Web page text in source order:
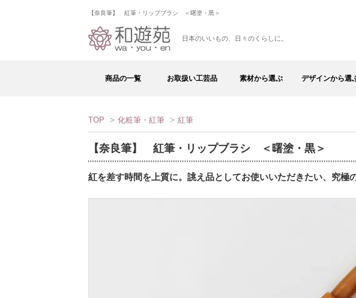
【奈良筆】 紅筆・リップブラシ ＜曙塗・黒＞
日本のいいもの、日々のくらしに。
商品の一覧 お取扱い工芸品 素材から選ぶ デザインから選
TOP > 化粧筆・紅筆 > 紅筆
【奈良筆】 紅筆・リップブラシ ＜曙塗・黒＞
紅を差す時間を上質に。誂え品としてお使いいただきたい、究極の